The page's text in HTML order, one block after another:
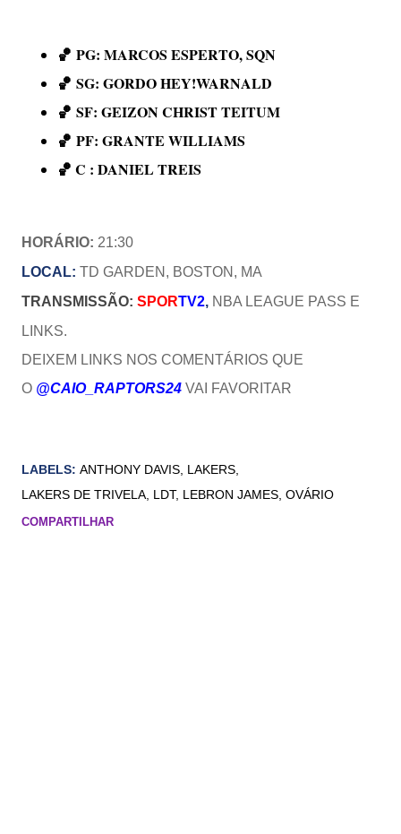
PG: MARCOS ESPERTO, SQN
🏀 SG: GORDO HEY!WARNALD
🏀 SF: GEIZON CHRIST TEITUM
🏀 PF: GRANTE WILLIAMS
🏀 C : DANIEL TREIS
HORÁRIO: 21:30
LOCAL: TD GARDEN, BOSTON, MA
TRANSMISSÃO: SPORTV2, NBA LEAGUE PASS E
LINKS.
DEIXEM LINKS NOS COMENTÁRIOS QUE
O @CAIO_RAPTORS24 VAI FAVORITAR
LABELS: ANTHONY DAVIS LAKERS
LAKERS DE TRIVELA LDT LEBRON JAMES OVÁRIO
COMPARTILHAR